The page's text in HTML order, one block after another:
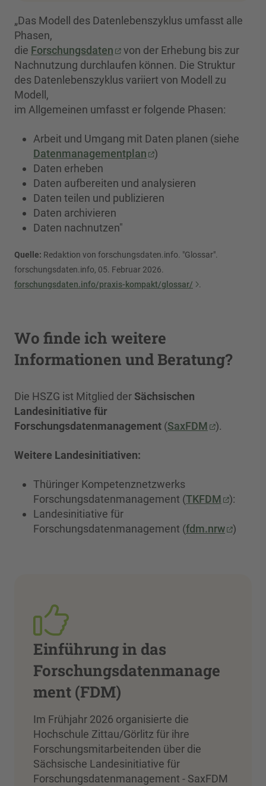
„Das Modell des Datenlebenszyklus umfasst alle
Phasen,
die Forschungsdaten
von der Erhebung bis zur
Nachnutzung durchlaufen können. Die Struktur
des Datenlebenszyklus variiert von Modell zu
Modell,
im Allgemeinen umfasst er folgende Phasen:
Arbeit und Umgang mit Daten planen (siehe
Datenmanagementplan
)
Daten erheben
Daten aufbereiten und analysieren
Daten teilen und publizieren
Daten archivieren
Daten nachnutzen"
Quelle: Redaktion von forschungsdaten.info. "Glossar".
forschungsdaten.info, 05. Februar 2026.
forschungsdaten.info/praxis-kompakt/glossar/
.
Wo finde ich weitere
Informationen und Beratung?
Die HSZG ist Mitglied der Sächsischen
Landesinitiative für
Forschungsdatenmanagement (SaxFDM ).
Weitere Landesinitiativen:
Thüringer Kompetenznetzwerks
Forschungsdatenmanagement (TKFDM
):
Landesinitiative für
Forschungsdatenmanagement (fdm.nrw )
Einführung in das
Forschungsdatenmanage
ment (FDM)
Im Frühjahr 2026 organisierte die
Hochschule Zittau/Görlitz für ihre
Forschungsmitarbeitenden über die
Sächsische Landesinitiative für
Forschungsdatenmanagement - SaxFDM